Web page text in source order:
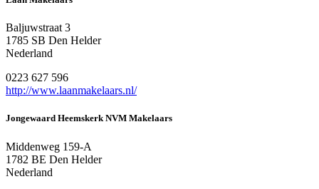
Baljuwstraat 3
1785 SB Den Helder
Nederland
0223 627 596
http://www.laanmakelaars.nl/
Jongewaard Heemskerk NVM Makelaars
Middenweg 159-A
1782 BE Den Helder
Nederland